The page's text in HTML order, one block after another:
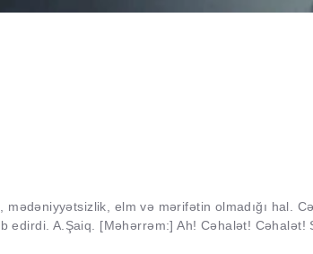
elm və mərifətin olmadığı hal.
edirdi. A.Şaiq. [Məhərrəm:] Ah! Cəhalət! Cəhalət!